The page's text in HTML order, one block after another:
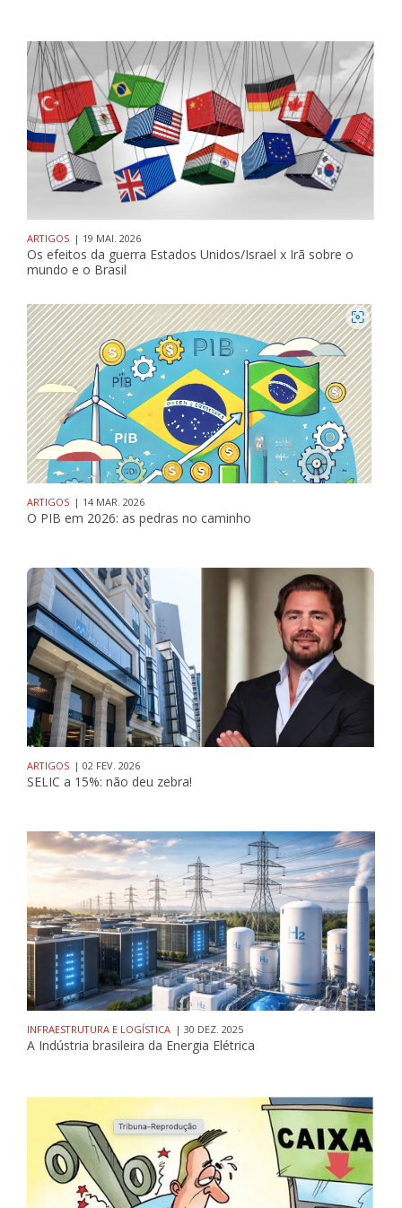
ARTIGOS | 19 MAI. 2026
Os efeitos da guerra Estados Unidos/Israel x Irã sobre o
mundo e o Brasil
ARTIGOS | 14 MAR. 2026
O PIB em 2026: as pedras no caminho
ARTIGOS | 02 FEV. 2026
SELIC a 15%: não deu zebra!
INFRAESTRUTURA E LOGÍSTICA | 30 DEZ. 2025
A Indústria brasileira da Energia Elétrica